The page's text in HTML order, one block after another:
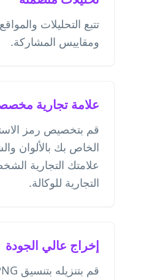
تتبع التحليلات
ومقاييس المشاركة.
علامة تجارية
قم بتخصيص رمز
الخاص بك بالألوان
علامتك التجارية
التجارية للوكالة.
إخراج عالي الجودة